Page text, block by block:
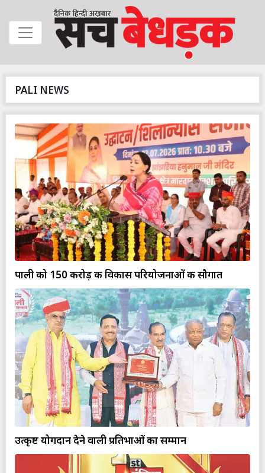
PALI NEWS
पाली को 150 करोड़ की विकास परियोजनाओं की सौगात
उत्कृष्ट योगदान देने वाली प्रतिभाओं का सम्मान